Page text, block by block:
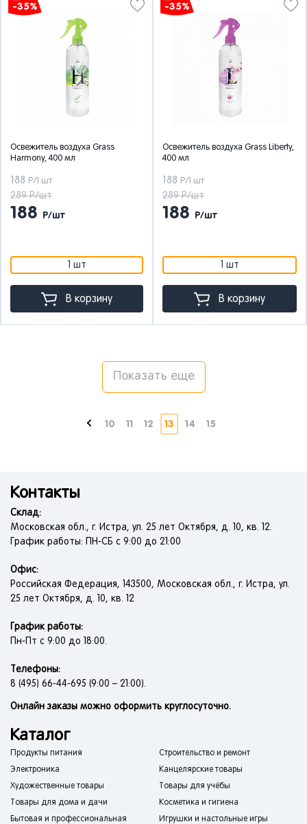
-35%
Освежитель воздуха Grass
Harmony, 400 мл
188 Р/1 шт
289 Р/шт
188 Р/шт
1 шт
В корзину
-35%
Освежитель воздуха Grass Liberty,
400 мл
188 Р/1 шт
289 Р/шт
188 Р/шт
1 шт
В корзину
Показать еще
10 11 12 13 14 15
Контакты
Склад:
Московская обл., г. Истра, ул. 25 лет Октября, д. 10, кв. 12.
График работы: ПН-СБ с 9:00 до 21:00
Офис:
Российская Федерация, 143500, Московская обл., г. Истра, ул.
25 лет Октября, д. 10, кв. 12
График работы:
Пн-Пт с 9:00 до 18:00.
Телефоны:
8 (495) 66-44-695 (9:00 – 21:00).
Онлайн заказы можно оформить круглосуточно.
Каталог
Продукты питания
Строительство и ремонт
Электроника
Канцелярские товары
Художественные товары
Товары для учёбы
Товары для дома и дачи
Косметика и гигиена
Бытовая и профессиональная
Игрушки и настольные игры